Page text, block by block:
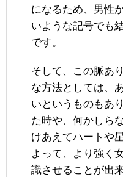
になるため、男性
いような記号でも
です。
そして、この脈あ
な方法としては、
いというものもあ
た時や、何かしら
けあえてハートや
よって、より強く
識させることが出来